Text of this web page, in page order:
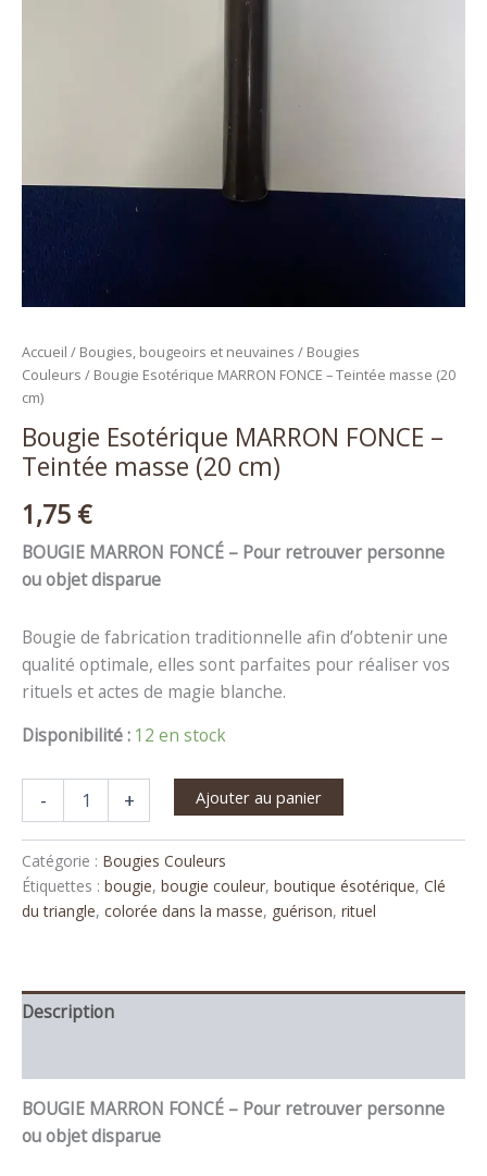
Accueil / Bougies, bougeoirs et neuvaines / Bougies
Couleurs / Bougie Esotérique MARRON FONCE – Teintée masse (20
cm)
Bougie Esotérique MARRON FONCE –
Teintée masse (20 cm)
1,75 €
BOUGIE MARRON FONCÉ – Pour retrouver personne
ou objet disparue
Bougie de fabrication traditionnelle afin d’obtenir une
qualité optimale, elles sont parfaites pour réaliser vos
rituels et actes de magie blanche.
Disponibilité : 12 en stock
- + Ajouter au panier
Catégorie : Bougies Couleurs
Étiquettes : bougie, bougie couleur, boutique ésotérique, Clé
du triangle, colorée dans la masse, guérison, rituel
Description
BOUGIE MARRON FONCÉ – Pour retrouver personne
ou objet disparue